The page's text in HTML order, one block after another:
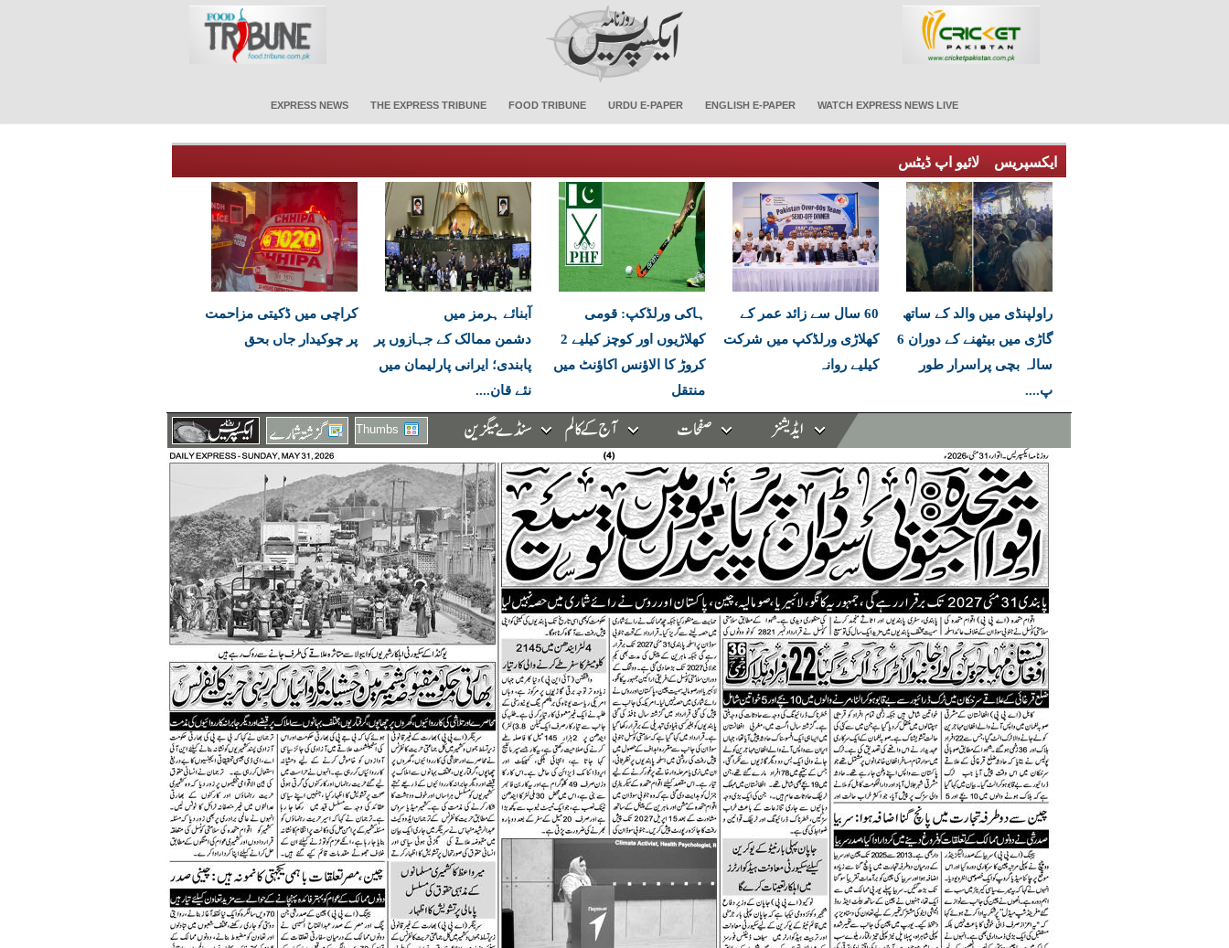
EXPRESS NEWS THE EXPRESS TRIBUNE FOOD TRIBUNE URDU E-PAPER ENGLISH E-PAPER WATCH EXPRESS NEWS LIVE
ایکسپریس لائیو اپ ڈیٹس
راولپنڈی میں والد کے ساتھ
گاڑی میں بیٹھنے کے دوران 6
سالہ بچی پراسرار طور
پ....
60 سال سے زائد عمر کے
کھلاڑی ورلڈکپ میں شرکت
کیلیے روانہ
ہاکی ورلڈکپ: قومی
کھلاڑیوں اور کوچز کیلیے 2
کروڑ کا الاؤنس اکاؤنٹ میں
منتقل
آبنائے ہرمز میں
دشمن ممالک کے جہازوں پر
پابندی؛ ایرانی پارلیمان میں
نئے قان....
کراچی میں ڈکیتی مزاحمت
پر چوکیدار جاں بحق
Thumbs